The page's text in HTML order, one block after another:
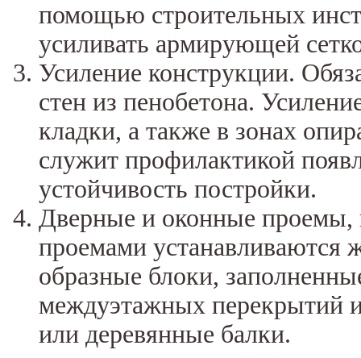
помощью строительных
усиливать армирующей
Усиление конструкции.
стен из пенобетона.
кладки, а также в зонах
служит профилактикой
устойчивость постройки.
Дверные и оконные
проемами устанавливаются
образные блоки,
междуэтажных перекрытий
или деревянные балки.